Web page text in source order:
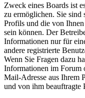
Zweck eines Boards ist
zu ermöglichen. Sie sind
Profils und die von
sein können. Der
Informationen nur für
andere registrierte
Wenn Sie Fragen dazu
Informationen im Forum
Mail-Adresse aus Ihrem
und von ihm beauftragte